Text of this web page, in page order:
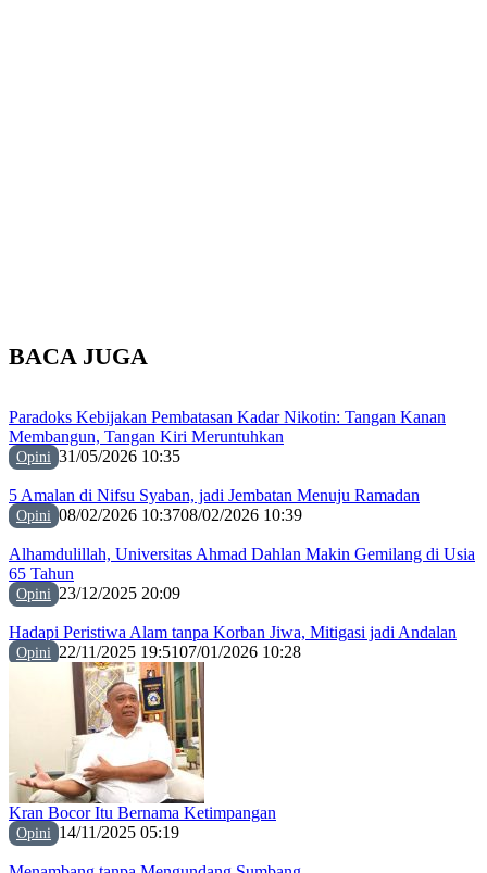
BACA JUGA
Paradoks Kebijakan Pembatasan Kadar Nikotin: Tangan Kanan
Membangun, Tangan Kiri Meruntuhkan
Opini 31/05/2026 10:35
5 Amalan di Nifsu Syaban, jadi Jembatan Menuju Ramadan
Opini 08/02/2026 10:3708/02/2026 10:39
Alhamdulillah, Universitas Ahmad Dahlan Makin Gemilang di Usia
65 Tahun
Opini 23/12/2025 20:09
Hadapi Peristiwa Alam tanpa Korban Jiwa, Mitigasi jadi Andalan
Opini 22/11/2025 19:5107/01/2026 10:28
Kran Bocor Itu Bernama Ketimpangan
Opini 14/11/2025 05:19